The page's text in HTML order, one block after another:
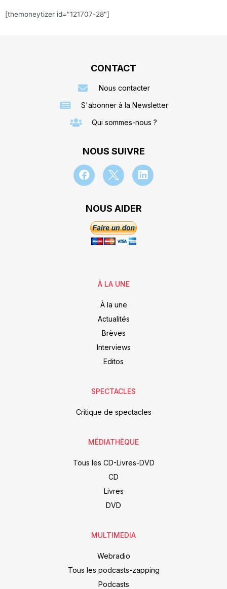
[themoneytizer id="121707-28"]
CONTACT
Nous contacter
S'abonner à la Newsletter
Qui sommes-nous ?
NOUS SUIVRE
NOUS AIDER
À LA UNE
À la une
Actualités
Brèves
Interviews
Editos
SPECTACLES
Critique de spectacles
MÉDIATHÈQUE
Tous les CD-Livres-DVD
CD
Livres
DVD
MULTIMEDIA
Webradio
Tous les podcasts-zapping
Podcasts